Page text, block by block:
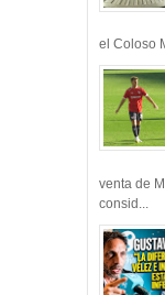
el Coloso
venta de
consid...